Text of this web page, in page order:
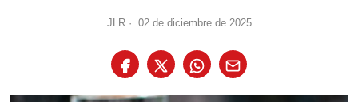
JLR· 02 de diciembre de 2025